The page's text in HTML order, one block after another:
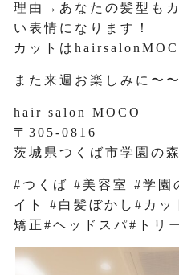
理由→あなたの髪型も
い表情になります！
カットは
また来週お楽しみに〜
hair salon MOCO
〒305-0816
茨城県つくば市学園の
#つくば #美容室 #学園
イト #白髪ぼかし#カッ
矯正#ヘッドスパ#トリ